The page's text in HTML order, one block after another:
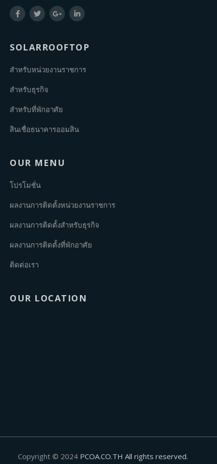
SOLARROOFTOP
สำหรับหน่วยงานราชการ
สำหรับธุรกิจ
สำหรับที่พักอาศัย
สินเชื่อธนาคารออมสิน
OUR MENU
โปรโมชั่น
ผลงานการติดตั้งหน่วยงานราชการ
ผลงานการติดตั้งสำหรับธุรกิจ
ผลงานการติดตั้งที่พักอาศัย
ติดต่อเรา
OUR LOCATION
Copyright © 2024 PCOA.CO.TH All rights reserved.